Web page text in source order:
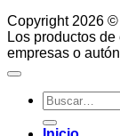
Copyright 2026 ©
Los productos
empresas o
Buscar
por: